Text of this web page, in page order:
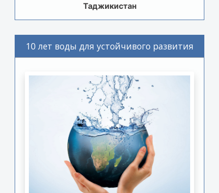
Таджикистан
10 лет воды для устойчивого развития